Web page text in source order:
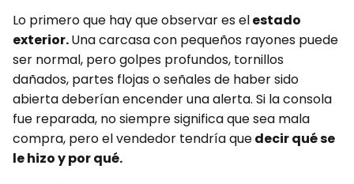
Lo primero que hay que observar es elestado
exterior.Una carcasa con pequeños rayones puede
ser normal, pero golpes profundos, tornillos
dañados, partes flojas o señales de haber sido
abierta deberían encender una alerta. Si la consola
fue reparada, no siempre significa que sea mala
compra, pero el vendedor tendría quedecir qué se
le hizo y por qué.